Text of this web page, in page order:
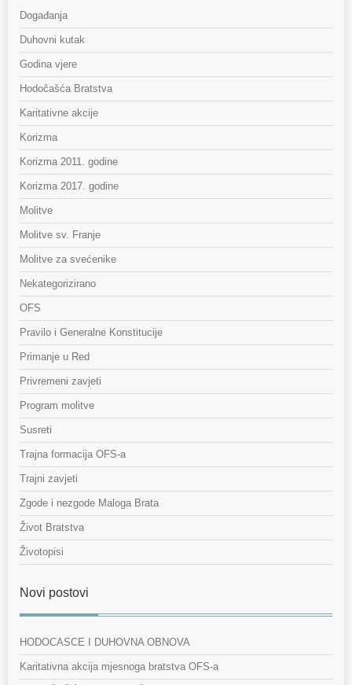
Događanja
Duhovni kutak
Godina vjere
Hodočašća Bratstva
Karitativne akcije
Korizma
Korizma 2011. godine
Korizma 2017. godine
Molitve
Molitve sv. Franje
Molitve za svećenike
Nekategorizirano
OFS
Pravilo i Generalne Konstitucije
Primanje u Red
Privremeni zavjeti
Program molitve
Susreti
Trajna formacija OFS-a
Trajni zavjeti
Zgode i nezgode Maloga Brata
Život Bratstva
Životopisi
Novi postovi
HODOCASCE I DUHOVNA OBNOVA
Karitativna akcija mjesnoga bratstva OFS-a